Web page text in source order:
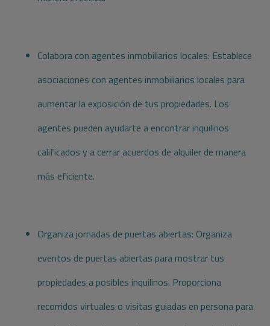
Colabora con agentes inmobiliarios locales: Establece
asociaciones con agentes inmobiliarios locales para
aumentar la exposición de tus propiedades. Los
agentes pueden ayudarte a encontrar inquilinos
calificados y a cerrar acuerdos de alquiler de manera
más eficiente.
Organiza jornadas de puertas abiertas: Organiza
eventos de puertas abiertas para mostrar tus
propiedades a posibles inquilinos. Proporciona
recorridos virtuales o visitas guiadas en persona para